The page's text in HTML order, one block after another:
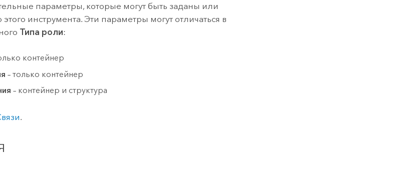
параметры, которые могут быть заданы или
инструмента. Эти параметры могут отличаться в
Типа роли:
контейнер
– только контейнер
– контейнер и структура
.